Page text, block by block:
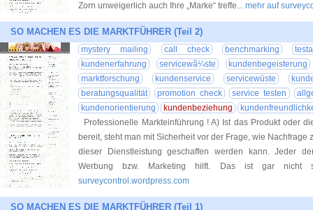
Zorn unweigerlich auch Ihre „Marke“ treffe... mehr auf
SO MACHEN ES DIE MARKTFÜHRER (Teil 2)
mystery mailing call check benchmarking
kundenerfahrung
servicewã¼ste
kundenbegeisterung
marktforschung
kundenservice servicewüste
beratungsqualität
promotion check service testen
kundenorientierung
kundenbeziehung
Professionelle Markteinführung ! A) Ist das Produkt oder
bereit, steht man mit Sicherheit vor der Frage, wie
dieser Dienstleistung geschaffen werden kann. Jeder
Werbung bzw. Marketing hilft. Das ist gar nicht
surveycontrol.wordpress.com
SO MACHEN ES DIE MARKTFÜHRER (Teil 1)